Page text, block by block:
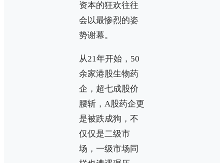
资本的狂欢往往
会以最惨烈的姿
势谢幕。
从21年开始，50
余家港股生物药
企，超七成股价
腰斩，A股药企更
是被跌成狗，不
仅仅是二级市
场，一级市场同